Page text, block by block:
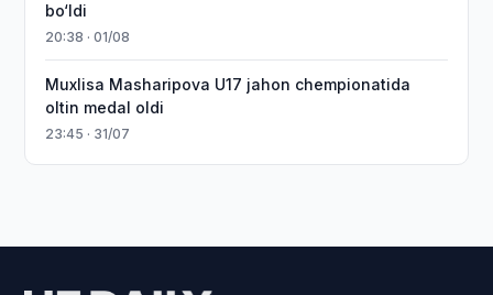
bo‘ldi
20:38 · 01/08
Muxlisa Masharipova U17 jahon chempionatida
oltin medal oldi
23:45 · 31/07